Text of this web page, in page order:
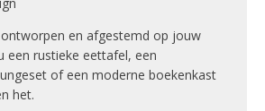
ontworpen en afgestemd op jouw
een rustieke eettafel, een
of een moderne boekenkast
het.